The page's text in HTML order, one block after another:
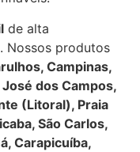
de alta
Nossos produtos
Campinas,
dos Campos,
(Litoral), Praia
São Carlos,
Carapicuíba,